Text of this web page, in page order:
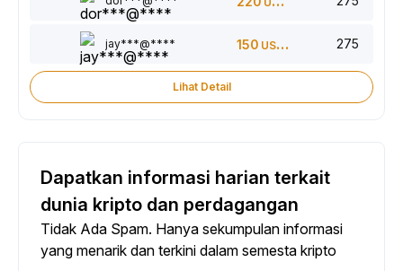
jay***@**** 150 USDT 275
Lihat Detail
Dapatkan informasi harian terkait
dunia kripto dan perdagangan
Tidak Ada Spam. Hanya sekumpulan informasi
yang menarik dan terkini dalam semesta kripto